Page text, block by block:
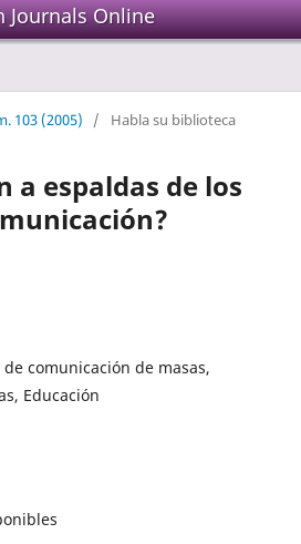
Journals Online
103 (2005) / Habla su biblioteca
a espaldas de los
de comunicación de masas,
Educación